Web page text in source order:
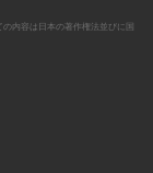
内容は日本の著作権法並びに国